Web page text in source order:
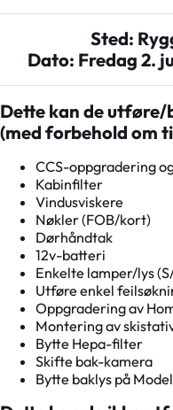
Sted:
Dato: Fredag 2.
Dette kan de utføre/
(med forbehold om
CCS-oppgradering
Kabinfilter
Vindusviskere
Nøkler (FOB/kort)
Dørhåndtak
12v-batteri
Enkelte lamper/lys
Utføre enkel
Oppgradering av
Montering av
Bytte Hepa-filter
Skifte bak-kamera
Bytte baklys på